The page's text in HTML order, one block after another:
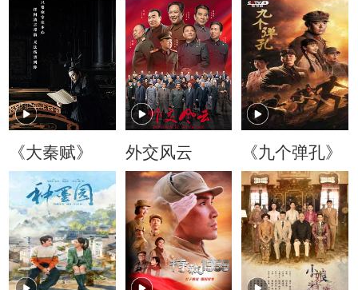
《大秦赋》 外交风云 《九个弹孔》